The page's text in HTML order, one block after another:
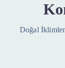
Doğal